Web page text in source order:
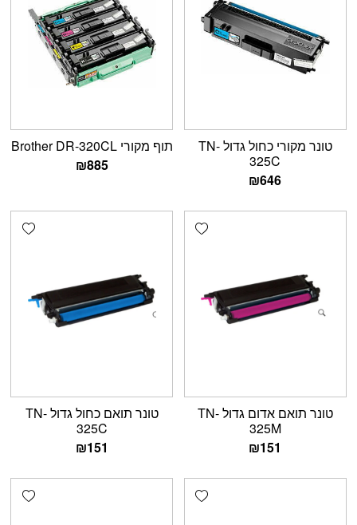
טונר מקורי כחול גדול TN-
325C
₪646
תוף מקורי Brother DR-320CL
₪885
Add wishlist
טונר תואם אדום גדול TN-
325M
₪151
טונר תואם כחול גדול TN-
325C
₪151
Add wishlist